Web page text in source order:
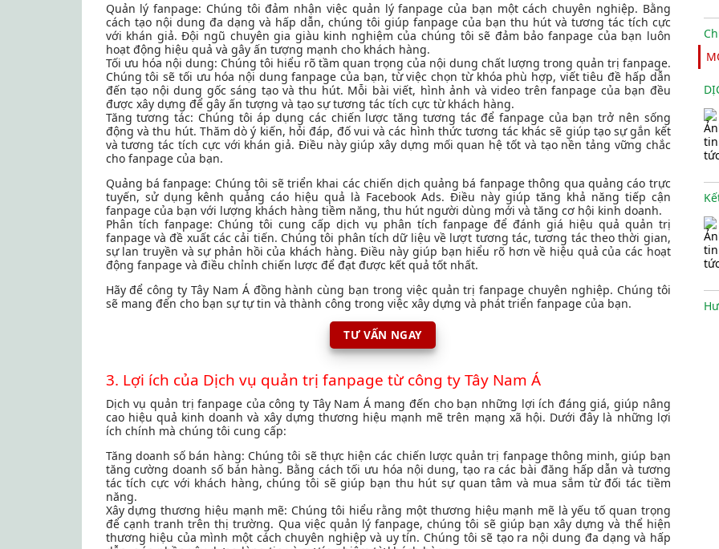
Quản lý fanpage: Chúng tôi đảm nhận việc quản lý fanpage của bạn một cách chuyên nghiệp. Bằng
cách tạo nội dung đa dạng và hấp dẫn, chúng tôi giúp fanpage của bạn thu hút và tương tác tích cực
với khán giả. Đội ngũ chuyên gia giàu kinh nghiệm của chúng tôi sẽ đảm bảo fanpage của bạn luôn
hoạt động hiệu quả và gây ấn tượng mạnh cho khách hàng.
Tối ưu hóa nội dung: Chúng tôi hiểu rõ tầm quan trọng của nội dung chất lượng trong quản trị fanpage.
Chúng tôi sẽ tối ưu hóa nội dung fanpage của bạn, từ việc chọn từ khóa phù hợp, viết tiêu đề hấp dẫn
đến tạo nội dung gốc sáng tạo và thu hút. Mỗi bài viết, hình ảnh và video trên fanpage của bạn đều
được xây dựng để gây ấn tượng và tạo sự tương tác tích cực từ khách hàng.
Tăng tương tác: Chúng tôi áp dụng các chiến lược tăng tương tác để fanpage của bạn trở nên sống
động và thu hút. Thăm dò ý kiến, hỏi đáp, đố vui và các hình thức tương tác khác sẽ giúp tạo sự gắn kết
và tương tác tích cực với khán giả. Điều này giúp xây dựng mối quan hệ tốt và tạo nền tảng vững chắc
cho fanpage của bạn.
Quảng bá fanpage: Chúng tôi sẽ triển khai các chiến dịch quảng bá fanpage thông qua quảng cáo trực
tuyến, sử dụng kênh quảng cáo hiệu quả là Facebook Ads. Điều này giúp tăng khả năng tiếp cận
fanpage của bạn với lượng khách hàng tiềm năng, thu hút người dùng mới và tăng cơ hội kinh doanh.
Phân tích fanpage: Chúng tôi cung cấp dịch vụ phân tích fanpage để đánh giá hiệu quả quản trị
fanpage và đề xuất các cải tiến. Chúng tôi phân tích dữ liệu về lượt tương tác, tương tác theo thời gian,
sự lan truyền và sự phản hồi của khách hàng. Điều này giúp bạn hiểu rõ hơn về hiệu quả của các hoạt
động fanpage và điều chỉnh chiến lược để đạt được kết quả tốt nhất.
Hãy để công ty Tây Nam Á đồng hành cùng bạn trong việc quản trị fanpage chuyên nghiệp. Chúng tôi
sẽ mang đến cho bạn sự tự tin và thành công trong việc xây dựng và phát triển fanpage của bạn.
TƯ VẤN NGAY
3. Lợi ích của Dịch vụ quản trị fanpage từ công ty Tây Nam Á
Dịch vụ quản trị fanpage của công ty Tây Nam Á mang đến cho bạn những lợi ích đáng giá, giúp nâng
cao hiệu quả kinh doanh và xây dựng thương hiệu mạnh mẽ trên mạng xã hội. Dưới đây là những lợi
ích chính mà chúng tôi cung cấp:
Tăng doanh số bán hàng: Chúng tôi sẽ thực hiện các chiến lược quản trị fanpage thông minh, giúp bạn
tăng cường doanh số bán hàng. Bằng cách tối ưu hóa nội dung, tạo ra các bài đăng hấp dẫn và tương
tác tích cực với khách hàng, chúng tôi sẽ giúp bạn thu hút sự quan tâm và mua sắm từ đối tác tiềm
năng.
Xây dựng thương hiệu mạnh mẽ: Chúng tôi hiểu rằng một thương hiệu mạnh mẽ là yếu tố quan trọng
để cạnh tranh trên thị trường. Qua việc quản lý fanpage, chúng tôi sẽ giúp bạn xây dựng và thể hiện
thương hiệu của mình một cách chuyên nghiệp và uy tín. Chúng tôi sẽ tạo ra nội dung đa dạng và hấp